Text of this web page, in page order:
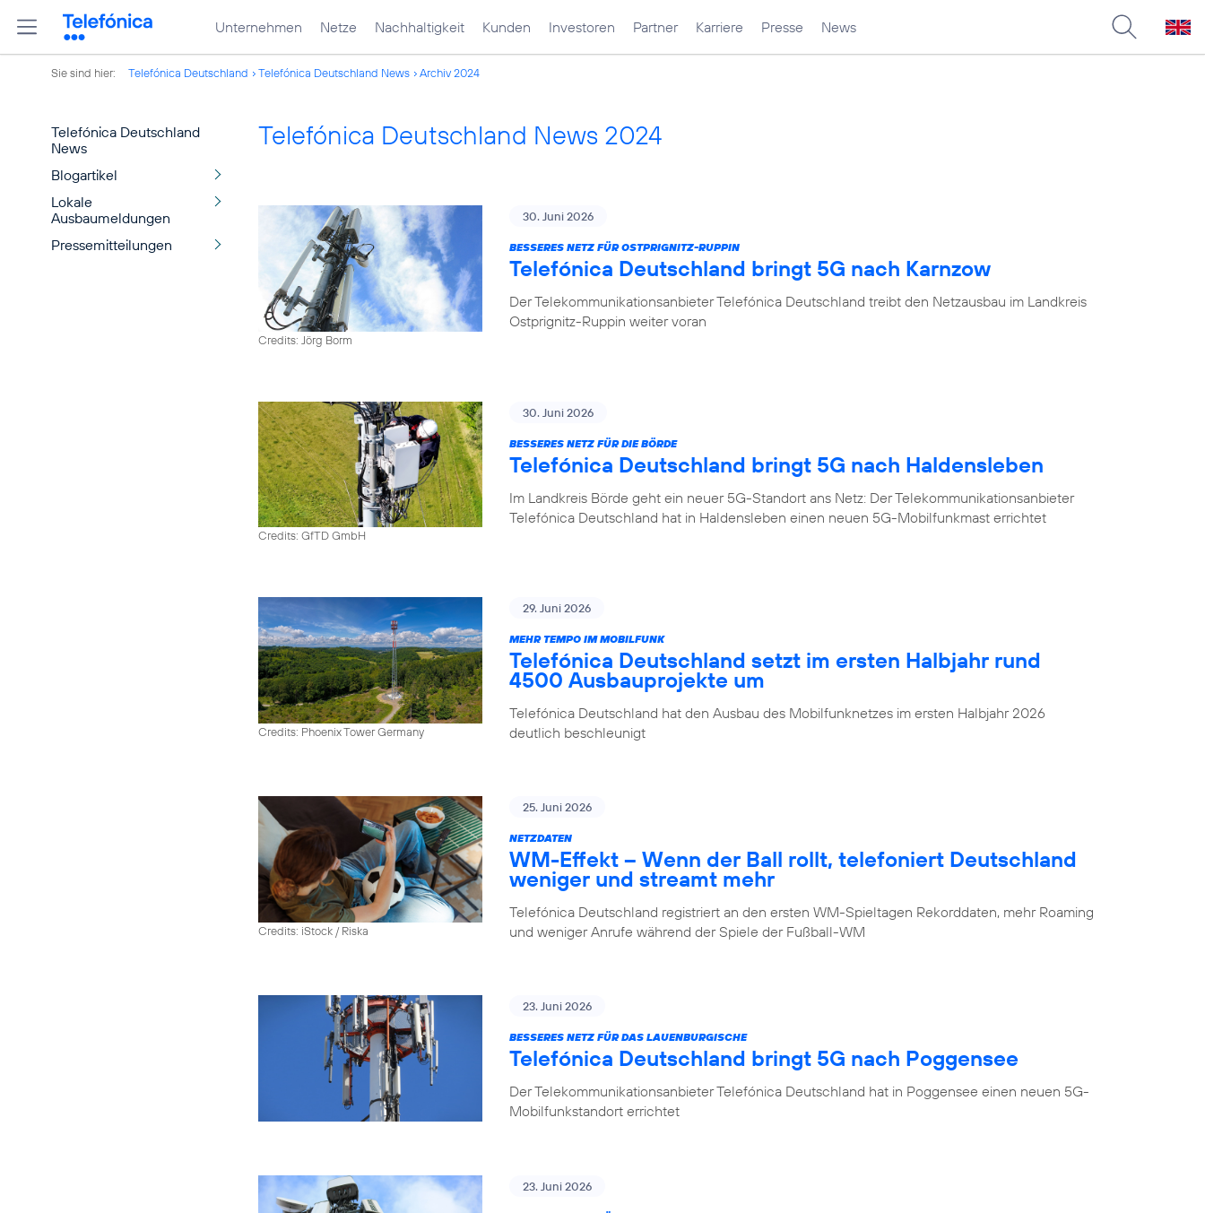
Unternehmen Netze Nachhaltigkeit Kunden Investoren Partner Karriere Presse News
Sie sind hier: Telefónica Deutschland Telefónica Deutschland News Archiv 2024
Telefónica Deutschland
News
Blogartikel
Lokale
Ausbaumeldungen
Pressemitteilungen
Telefónica Deutschland News 2024
Credits: Jörg Borm
30. Juni 2026
BESSERES NETZ FÜR OSTPRIGNITZ-RUPPIN
Telefónica Deutschland bringt 5G nach Karnzow
Der Telekommunikationsanbieter Telefónica Deutschland treibt den Netzausbau im Landkreis
Ostprignitz-Ruppin weiter voran
Credits: GfTD GmbH
30. Juni 2026
BESSERES NETZ FÜR DIE BÖRDE
Telefónica Deutschland bringt 5G nach Haldensleben
Im Landkreis Börde geht ein neuer 5G-Standort ans Netz: Der Telekommunikationsanbieter
Telefónica Deutschland hat in Haldensleben einen neuen 5G-Mobilfunkmast errichtet
Credits: Phoenix Tower Germany
29. Juni 2026
MEHR TEMPO IM MOBILFUNK
Telefónica Deutschland setzt im ersten Halbjahr rund
4500 Ausbauprojekte um
Telefónica Deutschland hat den Ausbau des Mobilfunknetzes im ersten Halbjahr 2026
deutlich beschleunigt
Credits: iStock / Riska
25. Juni 2026
NETZDATEN
WM-Effekt – Wenn der Ball rollt, telefoniert Deutschland
weniger und streamt mehr
Telefónica Deutschland registriert an den ersten WM-Spieltagen Rekorddaten, mehr Roaming
und weniger Anrufe während der Spiele der Fußball-WM
23. Juni 2026
BESSERES NETZ FÜR DAS LAUENBURGISCHE
Telefónica Deutschland bringt 5G nach Poggensee
Der Telekommunikationsanbieter Telefónica Deutschland hat in Poggensee einen neuen 5G-
Mobilfunkstandort errichtet
23. Juni 2026